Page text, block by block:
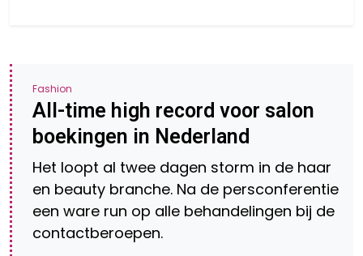
Fashion
All-time high record voor salon
boekingen in Nederland
Het loopt al twee dagen storm in de haar
en beauty branche. Na de persconferentie
een ware run op alle behandelingen bij de
contactberoepen.